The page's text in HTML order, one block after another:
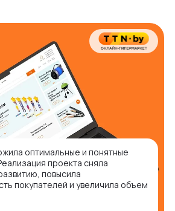
оптимальные и понятные
проекта сняла
повысила
покупателей и увеличила объем